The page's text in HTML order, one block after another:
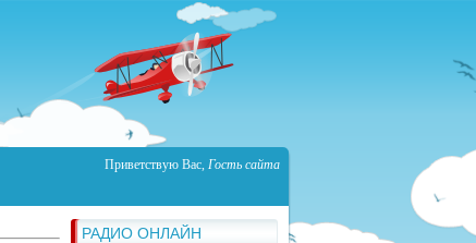
Приветствую Вас, Гость сайта
РАДИО ОНЛАЙН